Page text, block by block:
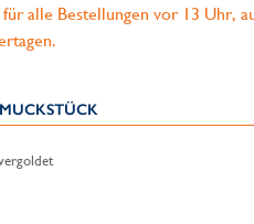
alle Bestellungen vor 13 Uhr,